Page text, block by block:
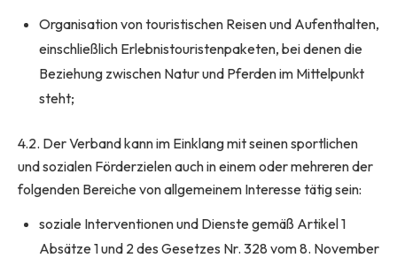
Organisation von touristischen Reisen und Aufenthalten,
einschließlich Erlebnistouristenpaketen, bei denen die
Beziehung zwischen Natur und Pferden im Mittelpunkt
steht;
4.2. Der Verband kann im Einklang mit seinen sportlichen
und sozialen Förderzielen auch in einem oder mehreren der
folgenden Bereiche von allgemeinem Interesse tätig sein:
soziale Interventionen und Dienste gemäß Artikel 1
Absätze 1 und 2 des Gesetzes Nr. 328 vom 8. November